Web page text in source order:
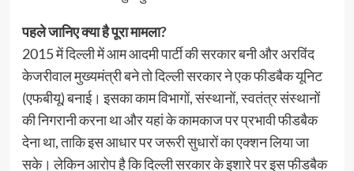
पहले जानिए क्या है पूरा मामला?
2015 में दिल्ली में आम आदमी पार्टी की सरकार बनी और अरविंद
केजरीवाल मुख्यमंत्री बने तो दिल्ली सरकार ने एक फीडबैक यूनिट
(एफबीयू) बनाई। इसका काम विभागों, संस्थानों, स्वतंत्र संस्थानों
की निगरानी करना था और यहां के कामकाज पर प्रभावी फीडबैक
देना था, ताकि इस आधार पर जरूरी सुधारों का एक्शन लिया जा
सके। लेकिन आरोप है कि दिल्ली सरकार के इशारे पर इस फीडबैक